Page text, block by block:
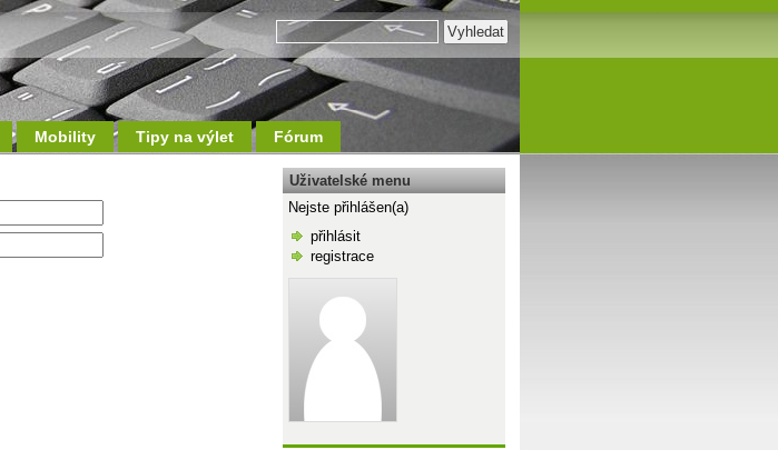
Mobility Tipy na výlet Fórum
Uživatelské menu
Nejste přihlášen(a)
přihlásit
registrace